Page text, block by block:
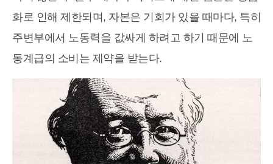
화로 인해 제한되며, 자본은 기회가 있을 때마다, 특히
주변부에서 노동력을 값싸게 하려고 하기 때문에 노
동계급의 소비는 제약을 받는다.